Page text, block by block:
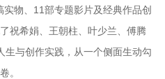
物、11部专题影片及经典作品创
祝希娟、王朝柱、叶少兰、傅腾
生与创作实践，从一个侧面生动勾
。